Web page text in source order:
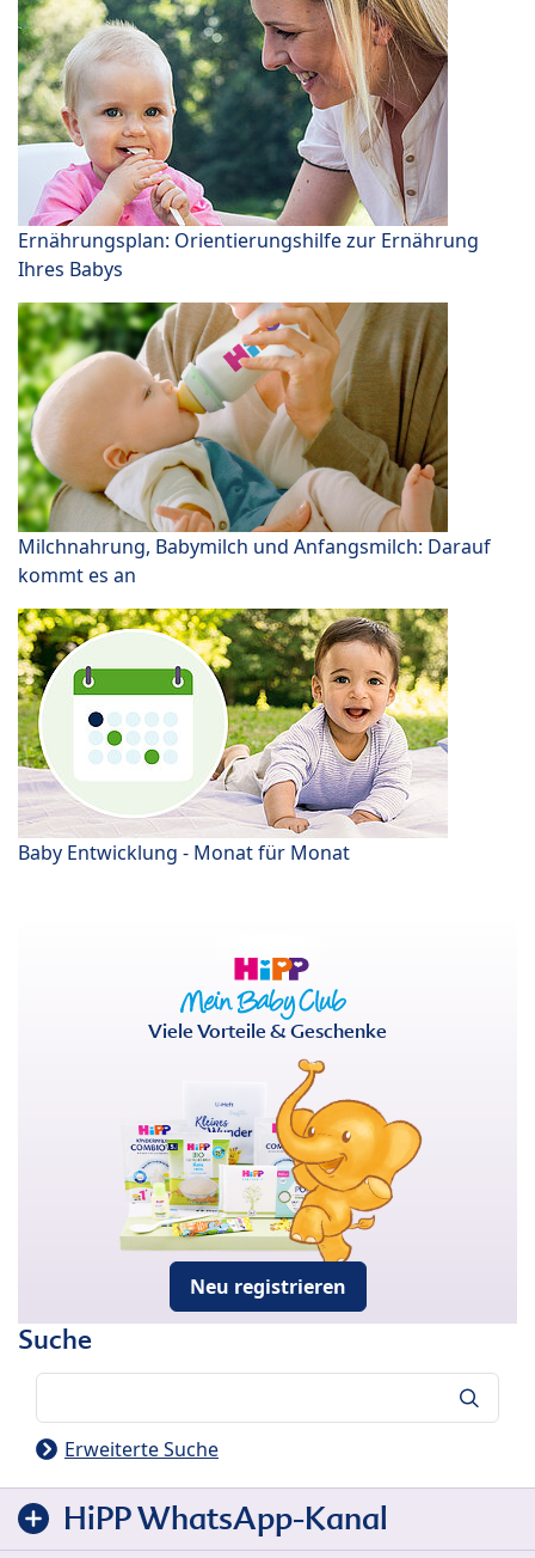
Ernährungsplan: Orientierungshilfe zur Ernährung
Ihres Babys
Milchnahrung, Babymilch und Anfangsmilch: Darauf
kommt es an
Baby Entwicklung - Monat für Monat
Viele Vorteile & Geschenke
Neu registrieren
Suche
Erweiterte Suche
HiPP WhatsApp-Kanal